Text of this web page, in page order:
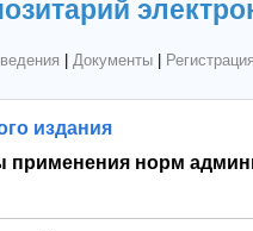
Документы| Регистрация
издания
норм